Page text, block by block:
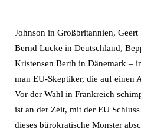
Johnson in Großbritannien,
Bernd Lucke in Deutschland,
Kristensen Berth in Dänemark –
man EU-Skeptiker, die auf einen
Vor der Wahl in Frankreich
ist an der Zeit, mit der EU
dieses bürokratische Monster